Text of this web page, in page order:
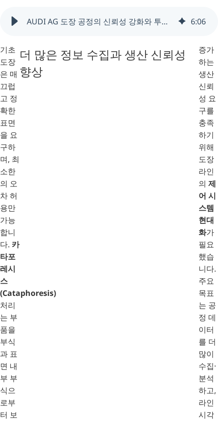
AUDI AG 도장 공정의 신뢰성 강화와 투명한 시각화 6:06
기초
도장
은 매
끄럽
고 정
확한
표면
을 요
구하
며, 최
소한
의 오
차 허
용만
가능
합니
다. 카
타포
레시
스
(Cataphoresis)
처리
는 부
품을
부식
과 표
면 내
부 부
식으
로부
터 보
더 많은 정보 수집과 생산 신뢰성
향상
증가
하는
생산
신뢰
성 요
구를
충족
하기
위해
도장
라인
의 제
어 시
스템
현대
화가
필요
했습
니다.
주요
목표
는 공
정 데
이터
를 더
많이
수집·
분석
하고,
라인
시각